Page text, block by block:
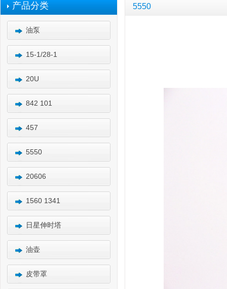
产品分类
油泵
15-1/28-1
20U
842 101
457
5550
20606
1560 1341
日星伸时塔
油壶
皮带罩
5550